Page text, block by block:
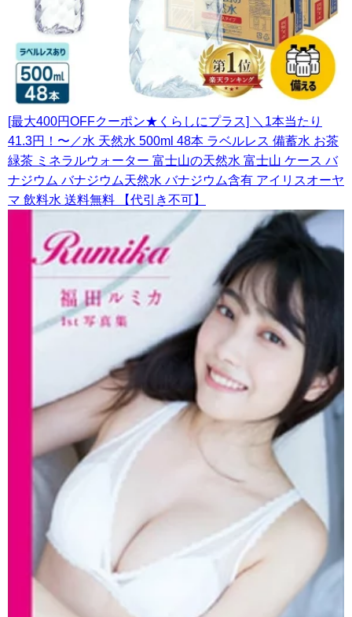
[最大400円OFFクーポン★くらしにプラス] ＼1本当たり
41.3円！〜／水 天然水 500ml 48本 ラベルレス 備蓄水 お茶
緑茶 ミネラルウォーター 富士山の天然水 富士山 ケース バ
ナジウム バナジウム天然水 バナジウム含有 アイリスオーヤ
マ 飲料水 送料無料 【代引き不可】